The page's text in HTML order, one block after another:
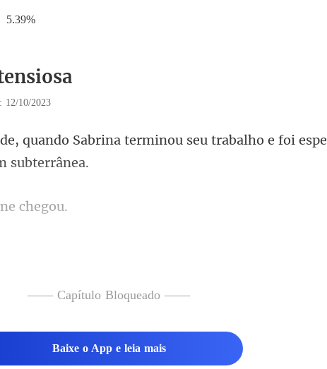
5.39%
12/10/2023
ina terminou seu trabalho e foi
ou de roupa no provador e saiu, a
—— Capítulo Bloqueado ——
Baixe o App e leia mais